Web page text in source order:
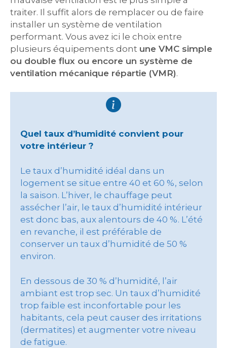
traiter. Il suffit alors de remplacer ou de faire
installer un système de ventilation
performant. Vous avez ici le choix entre
plusieurs équipements dont une VMC simple
ou double flux ou encore un système de
ventilation mécanique répartie (VMR).
Quel taux d’humidité convient pour
votre intérieur ?
Le taux d’humidité idéal dans un
logement se situe entre 40 et 60 %, selon
la saison. L’hiver, le chauffage peut
assécher l’air, le taux d’humidité intérieur
est donc bas, aux alentours de 40 %. L’été
en revanche, il est préférable de
conserver un taux d’humidité de 50 %
environ.
En dessous de 30 % d’humidité, l’air
ambiant est trop sec. Un taux d’humidité
trop faible est inconfortable pour les
habitants, cela peut causer des irritations
(dermatites) et augmenter votre niveau
de fatigue.